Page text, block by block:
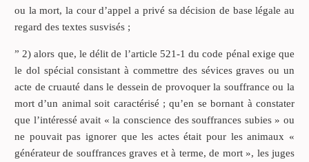
ou la mort, la cour d’appel a privé sa décision de base légale au
regard des textes susvisés ;
” 2) alors que, le délit de l’article 521-1 du code pénal exige que
le dol spécial consistant à commettre des sévices graves ou un
acte de cruauté dans le dessein de provoquer la souffrance ou la
mort d’un animal soit caractérisé ; qu’en se bornant à constater
que l’intéressé avait « la conscience des souffrances subies » ou
ne pouvait pas ignorer que les actes était pour les animaux «
générateur de souffrances graves et à terme, de mort », les juges